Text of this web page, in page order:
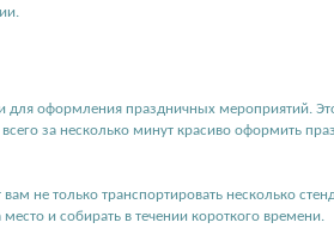
для оформления праздничных мероприятий.
за несколько минут красиво оформить
не только транспортировать несколько
и собирать в течении короткого времени.